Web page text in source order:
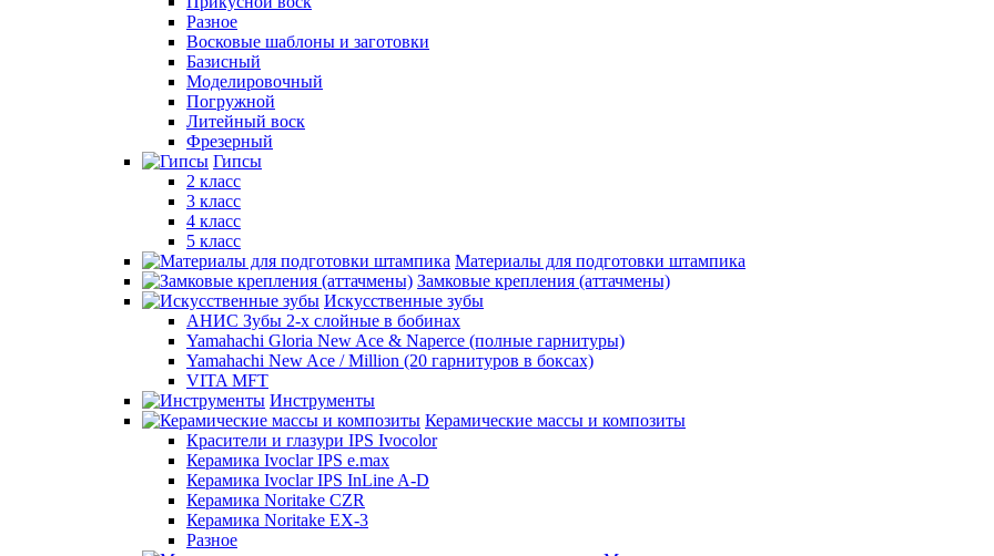
Разное
Восковые шаблоны и заготовки
Базисный
Моделировочный
Погружной
Литейный воск
Фрезерный
Гипсы
2 класс
3 класс
4 класс
5 класс
Материалы для подготовки штампика
Замковые крепления (аттачмены)
Искусственные зубы
АНИС Зубы 2-х слойные в бобинах
Yamahachi Gloria New Ace & Naperce (полные гарнитуры)
Yamahachi New Ace / Million (20 гарнитуров в боксах)
VITA MFT
Инструменты
Керамические массы и композиты
Красители и глазури IPS Ivocolor
Керамика Ivoclar IPS e.max
Керамика Ivoclar IPS InLine A-D
Керамика Noritake CZR
Керамика Noritake EX-3
Разное